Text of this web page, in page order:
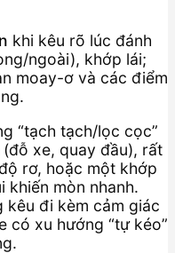
khi kêu rõ lúc đánh
ngoài), khớp lái;
moay-ơ và các điểm
“tạch tạch/lọc cọc”
xe, quay đầu), rất
rơ, hoặc một khớp
khiến mòn nhanh.
kêu đi kèm cảm giác
có xu hướng “tự kéo”